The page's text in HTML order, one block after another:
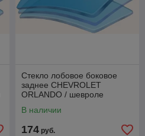
Стекло лобовое боковое
заднее CHEVROLET
ORLANDO / шевроле
В наличии
174 руб.